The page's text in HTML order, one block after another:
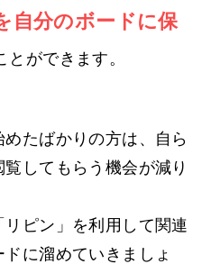
自分のボードに保
ができます。
たばかりの方は、自ら
してもらう機会が減り
ピン」を利用して関連
に溜めていきましょ